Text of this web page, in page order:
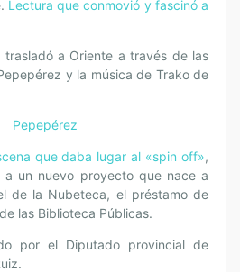
Lectura que conmovió y fascinó a
a Oriente a través de las
y la música de Trako de
que daba lugar al «spin off»,
un nuevo proyecto que nace a
de la Nubeteca, el préstamo de
las Biblioteca Públicas.
por el Diputado provincial de